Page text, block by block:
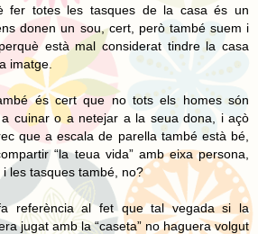
fer totes les tasques de la casa és un
donen un sou, cert, però també suem i
està mal considerat tindre la casa
imatge.
és cert que no tots els homes són
cuinar o a netejar a la seua dona, i açò
que a escala de parella també està bé,
“la teua vida” amb eixa persona,
les tasques també, no?
referència al fet que tal vegada si la
jugat amb la “caseta” no haguera volgut